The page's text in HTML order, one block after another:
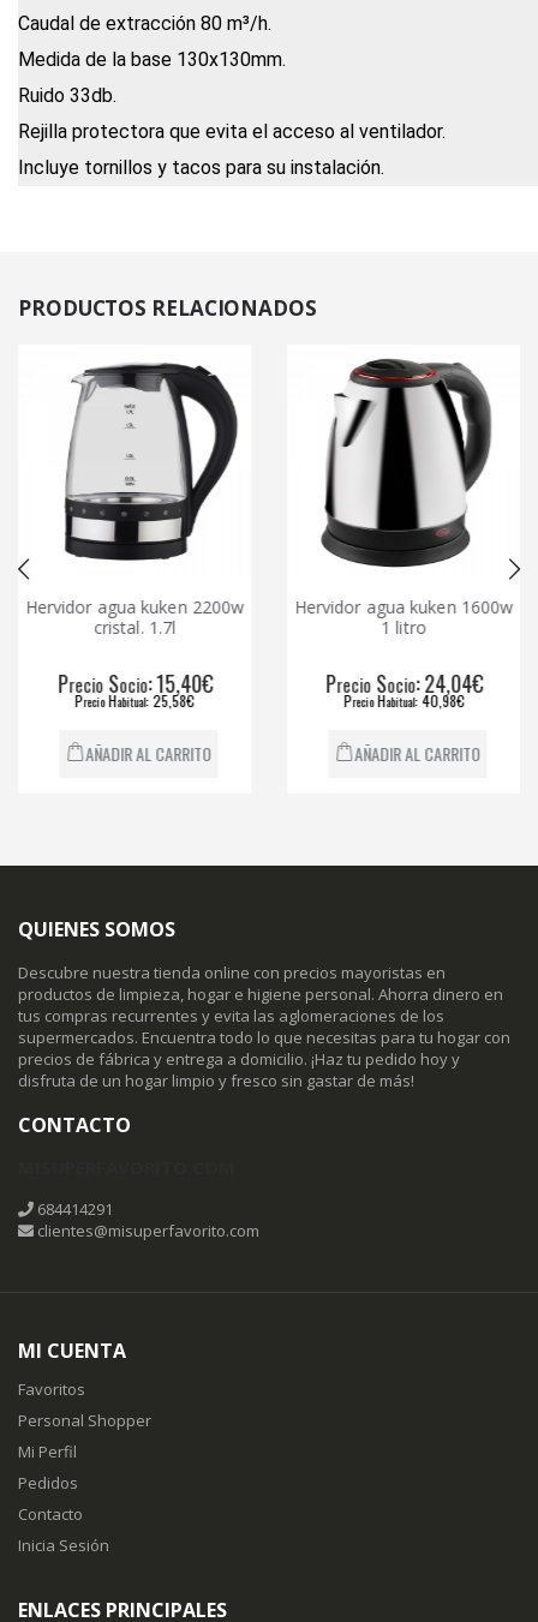
Caudal de extracción 80 m³/h.
Medida de la base 130x130mm.
Ruido 33db.
Rejilla protectora que evita el acceso al ventilador.
Incluye tornillos y tacos para su instalación.
PRODUCTOS RELACIONADOS
Hervidor agua kuken 2200w
cristal. 1.7l
recioSocio: 15,40€
recioHabitual: 25,58€
AÑADIR AL CARRITO
Hervidor agua kuken 1600w
1 litro
recioSocio: 24,04€
recioHabitual: 40,98€
AÑADIR AL CARRITO
QUIENES SOMOS
Descubre nuestra tienda online con precios mayoristas en
productos de limpieza, hogar e higiene personal. Ahorra dinero en
tus compras recurrentes y evita las aglomeraciones de los
supermercados. Encuentra todo lo que necesitas para tu hogar con
precios de fábrica y entrega a domicilio. ¡Haz tu pedido hoy y
disfruta de un hogar limpio y fresco sin gastar de más!
CONTACTO
684414291
clientes@misuperfavorito.com
MI CUENTA
Favoritos
Personal Shopper
Mi Perfil
Pedidos
Contacto
Inicia Sesión
ENLACES PRINCIPALES